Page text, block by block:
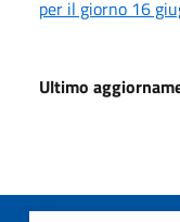
per il giorno 16
Ultimo